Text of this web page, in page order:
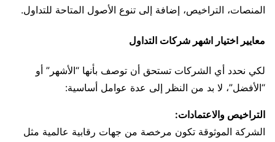
المنصات، التراخيص، إضافة إلى تنوع الأصول المتاحة للتداول.
معايير اختيار اشهر شركات التداول
لكي نحدد أي الشركات تستحق أن توصف بأنها “الأشهر” أو
“الأفضل”، لا بد من النظر إلى عدة عوامل أساسية:
التراخيص والاعتمادات:
الشركة الموثوقة تكون مرخصة من جهات رقابية عالمية مثل